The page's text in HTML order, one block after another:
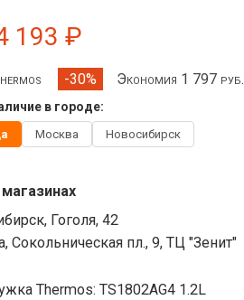
193 ₽
-30% Экономия 1 797 руб.
в городе:
Москва Новосибирск
Гоголя, 42
Сокольническая пл., 9, ТЦ "Зенит"
Thermos: TS1802AG4 1.2L